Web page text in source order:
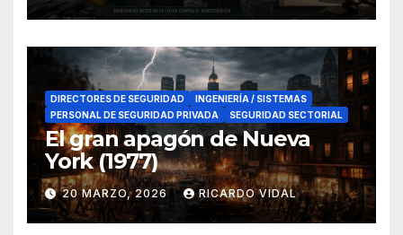
DIRECTORES DE SEGURIDAD
INGENIERÍA / SISTEMAS
PERSONAL DE SEGURIDAD PRIVADA
SEGURIDAD SECTORIAL
El gran apagón de Nueva
York (1977)
20 MARZO, 2026 RICARDO VIDAL